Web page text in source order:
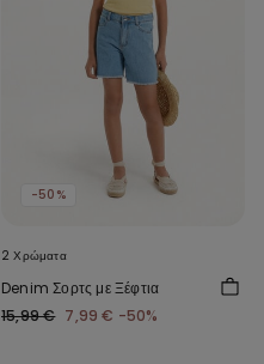
-50%
2 Χρώματα
Denim Σορτς με Ξέφτια
15,99 € 7,99 € -50%